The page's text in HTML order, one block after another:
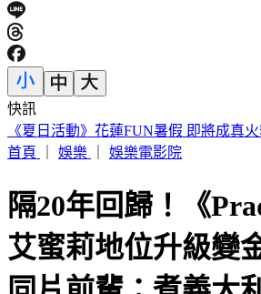
快訊
快訊／白海豚強風襲台！北市喜來登
女
隔20年回歸！《
艾蜜莉地位升級變